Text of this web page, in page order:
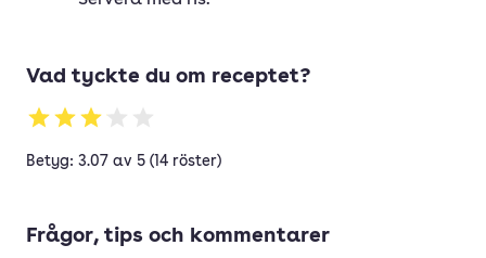
Vad tyckte du om receptet?
Betyg: 3.07 av 5 (14 röster)
Frågor, tips och kommentarer